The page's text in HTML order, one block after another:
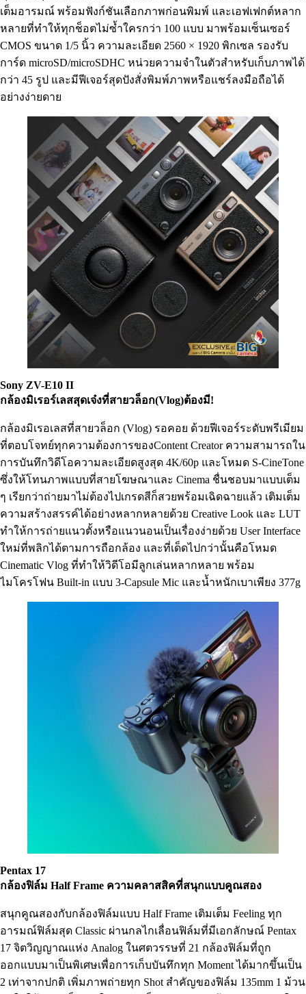
เต็มอารมณ์ พร้อมฟังก์ชันเลือกภาพก่อนพิมพ์ และเอฟเฟกต์หลาก
หลายที่ทำให้ทุกช็อตไม่ซ้ำใครกว่า 100 แบบ มาพร้อมเซ็นเซอร์
CMOS ขนาด 1/5 นิ้ว ความละเอียด 2560 × 1920 พิกเซล รองรับ
การ์ด microSD/microSDHC หน่วยความจำในตัวสำหรับเก็บภาพได้
กว่า 45 รูป และมีฟีเจอร์สุดปังสั่งพิมพ์ภาพหรือแชร์ลงมือถือได้
อย่างง่ายดาย
Sony ZV-E10 II
กล้องมิเรอร์เลสสุดเจ๋งที่สายวล็อก(Vlog)ต้องมี!
กล้องมิเรอเลสที่สายวล็อก (Vlog) รอคอย ด้วยฟีเจอร์ระดับพรีเมียม
ที่ตอบโจทย์ทุกความต้องการของContent Creator ความสามารถใน
การบันทึกวิดีโอความละเอียดสูงสุด 4K/60p และโหมด S-CineTone
ซึ่งให้โทนภาพแบบที่สายโฆษณาและ Cinema ชื่นชอบมาแบบเต็ม
ๆ เรียกว่าถ่ายมาไม่ต้องไปเกรดสีก็สวยพร้อมเฉิดฉายแล้ว เติมเต็ม
ความสร้างสรรค์ได้อย่างหลากหลายด้วย Creative Look และ LUT
ทำให้การถ่ายแนวตั้งหรือแนวนอนเป็นเรื่องง่ายด้วย User Interface
ใหม่ที่พลิกได้ตามการถือกล้อง และที่เด็ดไปกว่านั้นคือโหมด
Cinematic Vlog ที่ทำให้วิดีโอมีลูกเล่นหลากหลาย พร้อม
ไมโครโฟน Built-in แบบ 3-Capsule Mic และน้ำหนักเบาเพียง 377g
Pentax 17
กล้องฟิล์ม Half Frame ความคลาสสิคที่สนุกแบบคูณสอง
สนุกคูณสองกับกล้องฟิล์มแบบ Half Frame เติมเต็ม Feeling ทุก
อารมณ์ฟิล์มสุด Classic ผ่านกลไกเลื่อนฟิล์มที่มีเอกลักษณ์ Pentax
17 จิตวิญญาณแห่ง Analog ในศตวรรษที่ 21 กล้องฟิล์มที่ถูก
ออกแบบมาเป็นพิเศษเพื่อการเก็บบันทึกทุก Moment ได้มากขึ้นเป็น
2 เท่าจากปกติ เพิ่มภาพถ่ายทุก Shot สำคัญของฟิล์ม 135mm 1 ม้วน